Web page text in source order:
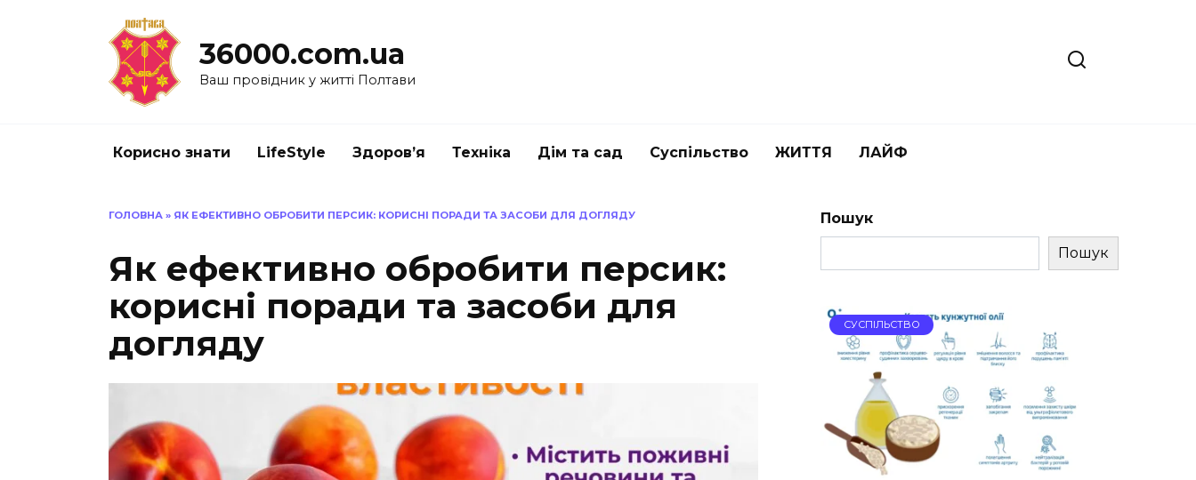
36000.com.ua
Ваш провідник у житті Полтави
Корисно знати LifeStyle Здоров’я Техніка Дім та сад Суспільство ЖИТТЯ ЛАЙФ
ГОЛОВНА » ЯК ЕФЕКТИВНО ОБРОБИТИ ПЕРСИК: КОРИСНІ ПОРАДИ ТА ЗАСОБИ ДЛЯ ДОГЛЯДУ
Як ефективно обробити персик:
корисні поради та засоби для
догляду
Пошук
Пошук
СУСПІЛЬСТВО